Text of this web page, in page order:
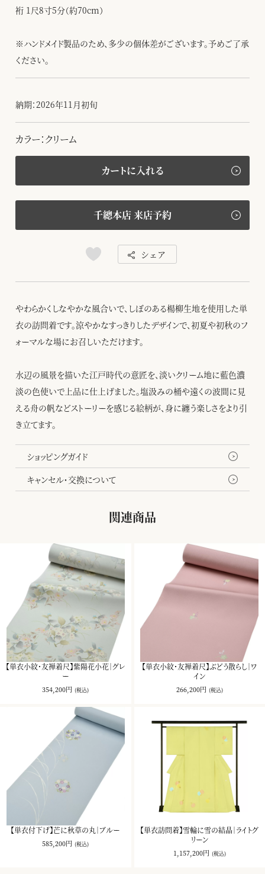
裄 1尺8寸5分（約70cm）
※ハンドメイド製品のため、多少の個体差がございます。予めご了承
ください。
納期：2026年11月初旬
カラー：クリーム
カートに入れる
千總本店 来店予約
シェア
やわらかくしなやかな風合いで、しぼのある楊柳生地を使用した単
衣の訪問着です。涼やかなすっきりしたデザインで、初夏や初秋のフ
ォーマルな場にお召しいただけます。
水辺の風景を描いた江戸時代の意匠を、淡いクリーム地に藍色濃
淡の色使いで上品に仕上げました。塩汲みの桶や遠くの波間に見
える舟の帆などストーリーを感じる絵柄が、身に纏う楽しさをより引
き立てます。
ショッピングガイド
キャンセル・交換について
関連商品
【単衣小紋・友禅着尺】紫陽花小花｜グレ
ー
354,200円 (税込)
【単衣小紋・友禅着尺】ぶどう散らし｜ワ
イン
266,200円 (税込)
【単衣付下げ】芒に秋草の丸｜ブルー
585,200円 (税込)
【単衣訪問着】雪輪に雪の結晶｜ライトグ
リーン
1,157,200円 (税込)